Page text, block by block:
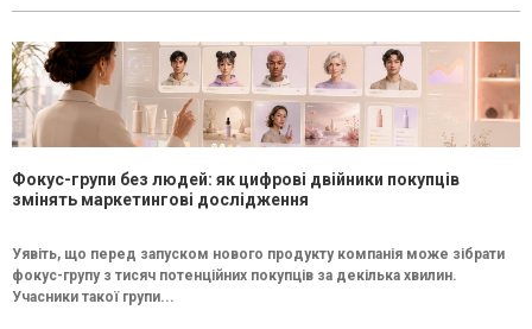
Фокус-групи без людей: як цифрові двійники покупців
змінять маркетингові дослідження
Уявіть, що перед запуском нового продукту компанія може зібрати
фокус-групу з тисяч потенційних покупців за декілька хвилин.
Учасники такої групи...